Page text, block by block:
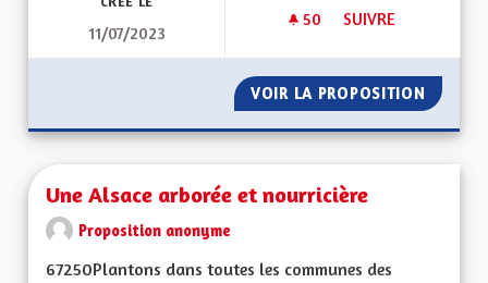
11/07/2023
50 50 ABONNÉS
SUIVRE
VOIR LA PROPOSITION UNE
Une Alsace arborée et nourricière
Proposition anonyme
67250Plantons dans toutes les communes des